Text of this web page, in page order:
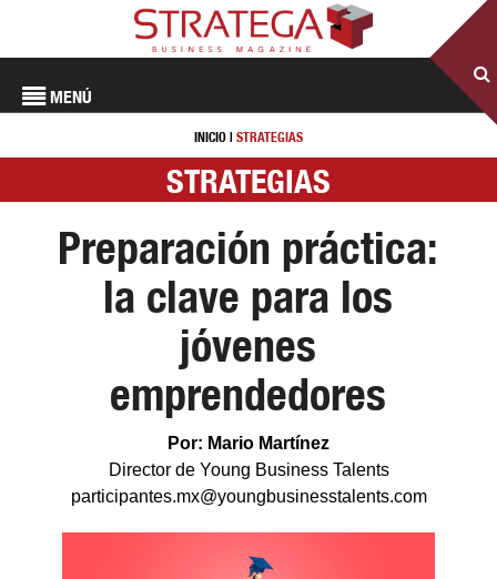
MENÚ
INICIO | STRATEGIAS
STRATEGIAS
Preparación práctica:
la clave para los
jóvenes
emprendedores
Por: Mario Martínez
Director de Young Business Talents
participantes.mx@youngbusinesstalents.com